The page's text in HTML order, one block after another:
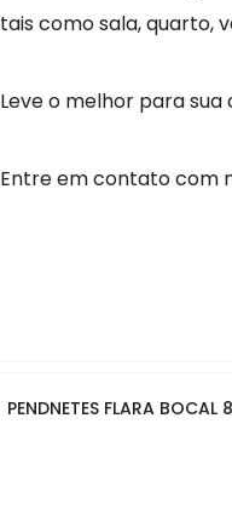
tais como sala, quarto,
Leve o melhor para
Entre em contato com
PENDNETES FLARA BOCAL